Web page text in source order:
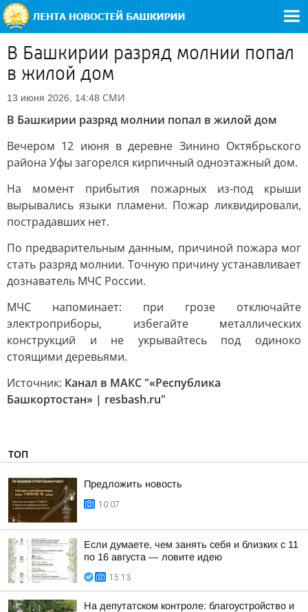
В Башкирии разряд молнии попал
в жилой дом
13 июня 2026, 14:48 СМИ
В Башкирии разряд молнии попал в жилой дом
Вечером 12 июня в деревне Зинино Октябрьского
района Уфы загорелся кирпичный одноэтажный дом.
На момент прибытия пожарных из-под крыши
вырывались языки пламени. Пожар ликвидировали,
пострадавших нет.
По предварительным данным, причиной пожара мог
стать разряд молнии. Точную причину устанавливает
дознаватель МЧС России.
МЧС напоминает: при грозе отключайте
электроприборы, избегайте металлических
конструкций и не укрывайтесь под одиноко
стоящими деревьями.
Источник: Канал в МАКС "«Республика
Башкортостан» | resbash.ru"
ТОП
Предложить новость
10:07
Если думаете, чем занять себя и близких с 11
по 16 августа — ловите идею
15:13
На депутатском контроле: благоустройство и